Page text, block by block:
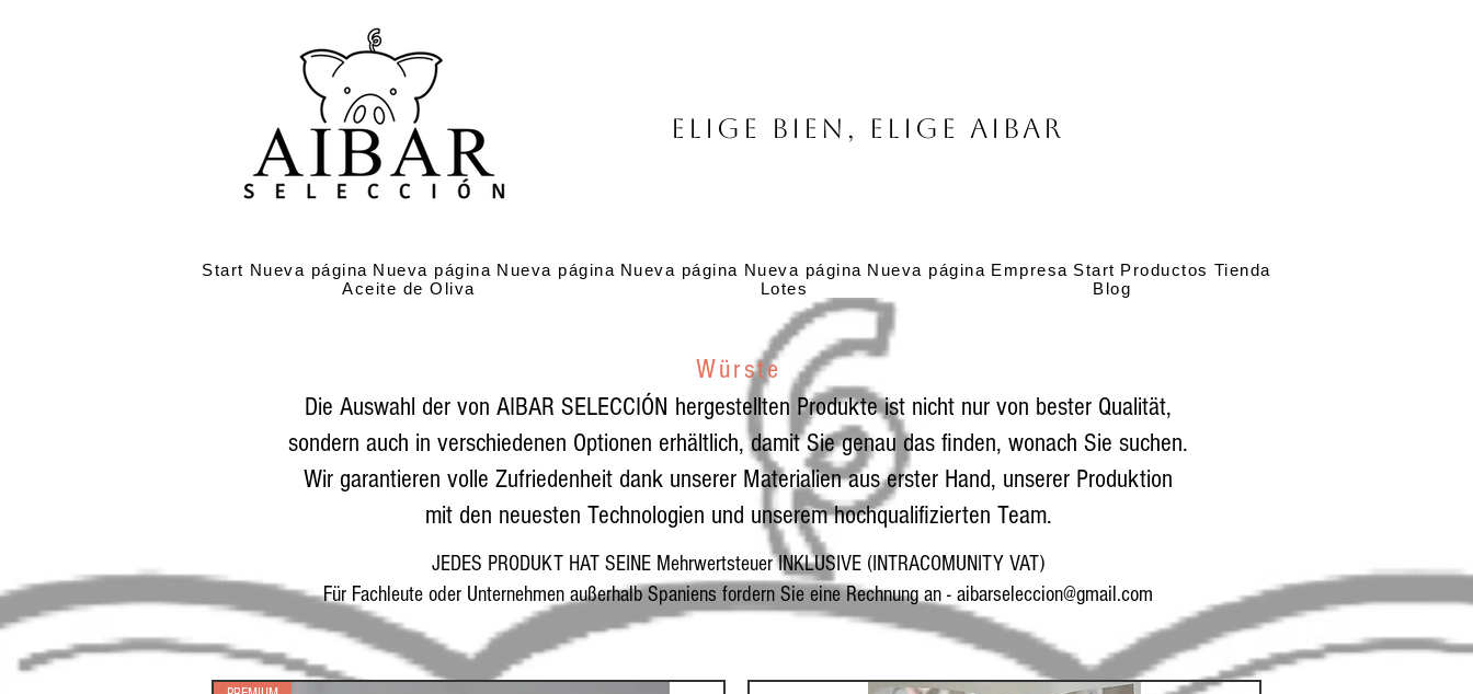
Elige bien, elige Aibar
Start Nueva página Nueva página Nueva página Nueva página Nueva página Nueva página Empresa Start Productos Tienda
Aceite de Oliva
Lotes Blog
Würste
Die Auswahl der von AIBAR SELECCIÓN hergestellten Produkte ist nicht nur von bester Qualität,
sondern auch in verschiedenen Optionen erhältlich, damit Sie genau das finden, wonach Sie suchen.
Wir garantieren volle Zufriedenheit dank unserer Materialien aus erster Hand, unserer Produktion
mit den neuesten Technologien und unserem hochqualifizierten Team.
JEDES PRODUKT HAT SEINE Mehrwertsteuer INKLUSIVE (INTRACOMUNITY VAT)
Für Fachleute oder Unternehmen außerhalb Spaniens fordern Sie eine Rechnung an - aibarseleccion@gmail.com